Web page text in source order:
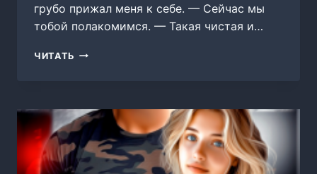
грубо прижал меня к себе. — Сейчас мы
тобой полакомимся. — Такая чистая и…
ЧИТАТЬ РОБКАЯ